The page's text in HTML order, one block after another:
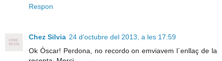
Respon
Chez Silvia 24 d’octubre del 2013, a les 17:59
Ok Òscar! Perdona, no recordo on emviavem l´enllaç de la